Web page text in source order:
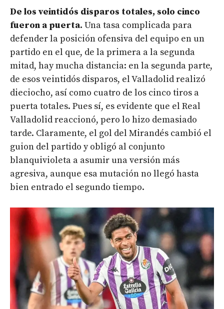
De los veintidós disparos totales, solo cinco
fueron a puerta. Una tasa complicada para
defender la posición ofensiva del equipo en un
partido en el que, de la primera a la segunda
mitad, hay mucha distancia: en la segunda parte,
de esos veintidós disparos, el Valladolid realizó
dieciocho, así como cuatro de los cinco tiros a
puerta totales. Pues sí, es evidente que el Real
Valladolid reaccionó, pero lo hizo demasiado
tarde. Claramente, el gol del Mirandés cambió el
guion del partido y obligó al conjunto
blanquivioleta a asumir una versión más
agresiva, aunque esa mutación no llegó hasta
bien entrado el segundo tiempo.